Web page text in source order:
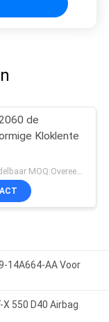
de
Kloklente
14A664-AA Voor
550 D40 Airbag